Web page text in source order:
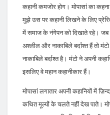
कहानी कमजोर होग। मोपासां का
मुझे उस पर कहानी लिखने के लिए
में समाज के नंगेपन को दिखाते रहे। जब
अश्लील और नाकाबिले बर्दाश्त हैं तो
नाकाबिले बर्दाश्त है। मंटो ने अपनी
इसलिए वे महान कहानीकार हैं।
मोपासां लगातार अपनी कहानियों में
कथित मूल्यों के चलते नहीं देख पाते।